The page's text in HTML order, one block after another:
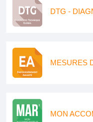
DTG -
MESURES
MON